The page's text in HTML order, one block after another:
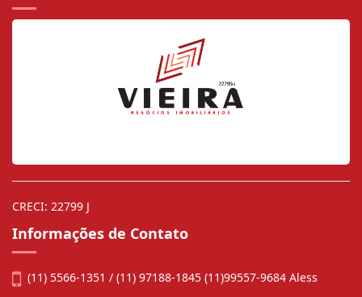
CRECI: 22799 J
Informações de Contato
(11) 5566-1351 / (11) 97188-1845 (11)99557-9684 Aless